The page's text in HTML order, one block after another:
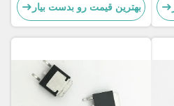
BLDC راننده موتور
بهترین قیمت رو بدست بیار